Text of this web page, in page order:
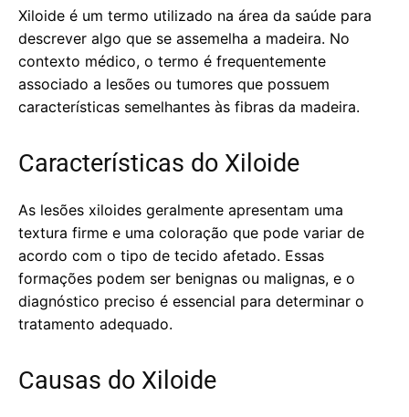
Xiloide é um termo utilizado na área da saúde para
descrever algo que se assemelha a madeira. No
contexto médico, o termo é frequentemente
associado a lesões ou tumores que possuem
características semelhantes às fibras da madeira.
Características do Xiloide
As lesões xiloides geralmente apresentam uma
textura firme e uma coloração que pode variar de
acordo com o tipo de tecido afetado. Essas
formações podem ser benignas ou malignas, e o
diagnóstico preciso é essencial para determinar o
tratamento adequado.
Causas do Xiloide